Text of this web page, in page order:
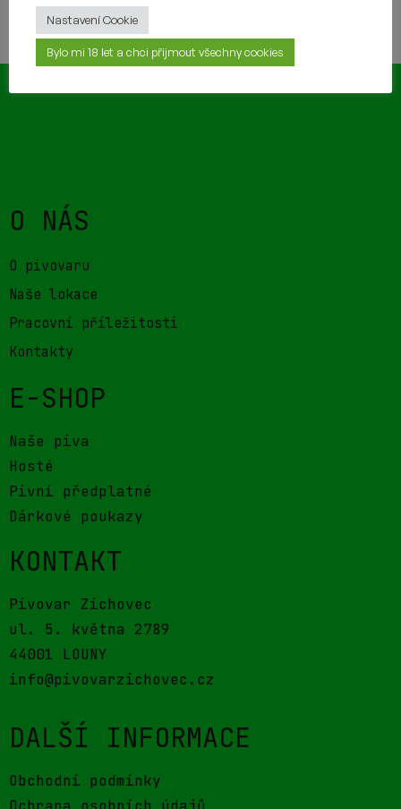
TAKÉ BY VÁM MOHLO CHUTNAT
O NÁS
O pivovaru
Naše lokace
Pracovní příležitosti
Kontakty
E-SHOP
Naše piva
Hosté
Pivní předplatné
Dárkové poukazy
KONTAKT
Pivovar Zichovec
ul. 5. května 2789
44001 LOUNY
info@pivovarzichovec.cz
DALŠÍ INFORMACE
Obchodní podmínky
Nastavení Cookie
Bylo mi 18 let a chci přijmout všechny cookies